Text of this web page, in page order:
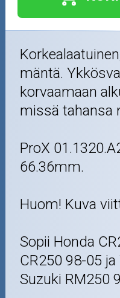
mäntä.
korvaamaan
missä tahansa
ProX
66.36mm.
Huom! Kuva
Sopii Honda
CR250 98-05
Suzuki RM250